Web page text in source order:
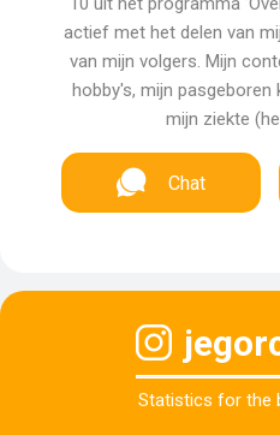
actief met het delen van
van mijn volgers. Mijn
hobby's, mijn pasgeboren
mijn ziekte
Chat
Statistics for the